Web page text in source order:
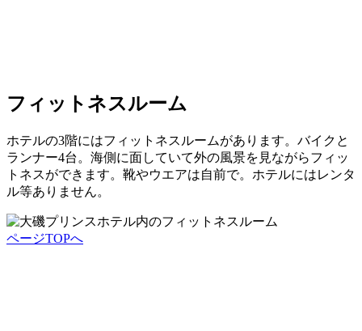
フィットネスルーム
ホテルの3階にはフィットネスルームがあります。バイクと
ランナー4台。海側に面していて外の風景を見ながらフィッ
トネスができます。靴やウエアは自前で。ホテルにはレンタ
ル等ありません。
ページTOPへ